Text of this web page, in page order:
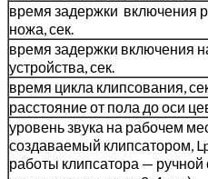
время задержки включения
ножа, сек.
время задержки включения
устройства, сек.
время цикла клипсования,
расстояние от пола до оси
уровень звука на рабочем
создаваемый клипсатором,
работы клипсатора —